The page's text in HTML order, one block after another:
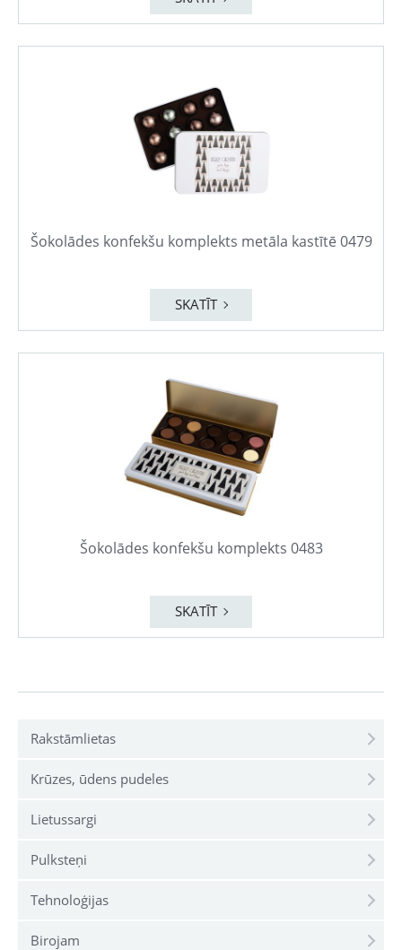
Rakstāmlietas
Krūzes, ūdens pudeles
Lietussargi
Pulksteņi
Tehnoloģijas
Birojam
Šokolādes konfekšu komplekts metāla kastītē 0479
SKATĪT
Šokolādes konfekšu komplekts 0483
SKATĪT